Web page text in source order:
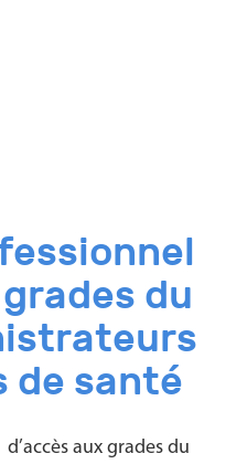
du
de santé
aux grades du